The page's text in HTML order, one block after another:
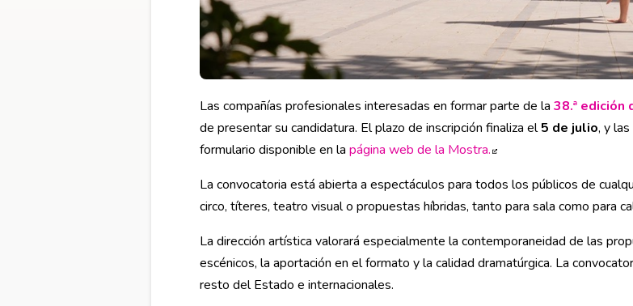
Las compañías profesionales interesadas en formar parte de la 38.ª edición
de presentar su candidatura. El plazo de inscripción finaliza el5 de julio, y
formulario disponible en la página web de la Mostra.
La convocatoria está abierta a espectáculos para todos los públicos de
circo, títeres, teatro visual o propuestas híbridas, tanto para sala como para
La dirección artística valorará especialmente la contemporaneidad de las
escénicos, la aportación en el formato y la calidad dramatúrgica. La
resto del Estado e internacionales.